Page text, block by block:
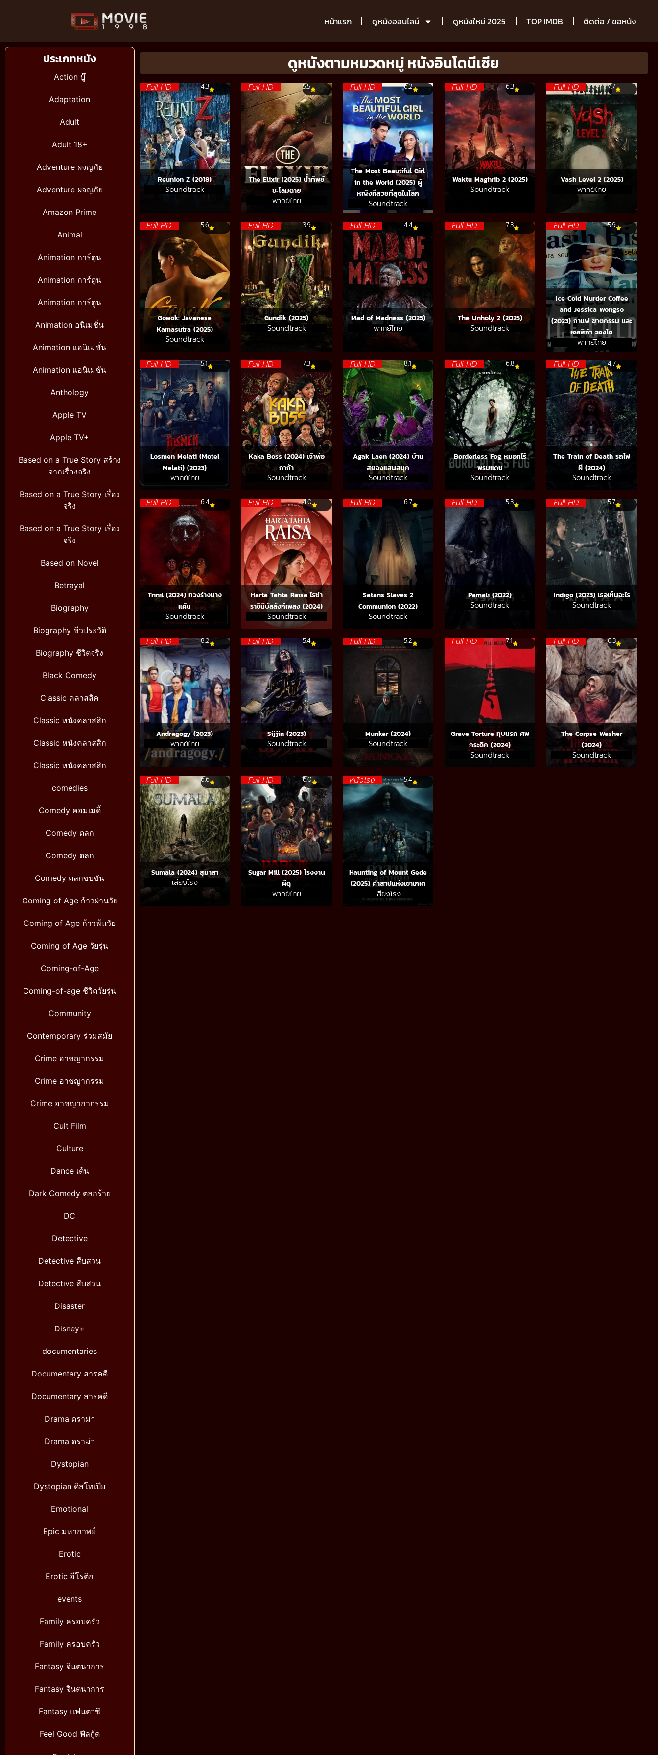
หน้าแรก ดูหนังออนไลน์ ดูหนังใหม่ 2025 TOP IMDB ติดต่อ / ขอหนัง
ประเภทหนัง
Action บู๊
Adaptation
Adult
Adult 18+
Adventure ผจญภัย
Adventure ผจญภัย
Amazon Prime
Animal
Animation การ์ตูน
Animation การ์ตูน
Animation การ์ตูน
Animation อนิเมชั่น
Animation แอนิเมชั่น
Animation แอนิเมชัน
Anthology
Apple TV
Apple TV+
Based on a True Story สร้าง
จากเรื่องจริง
Based on a True Story เรื่อง
จริง
Based on a True Story เรื่อง
จริง
Based on Novel
Betrayal
Biography
Biography ชีวประวัติ
Biography ชีวิตจริง
Black Comedy
Classic คลาสสิค
Classic หนังคลาสสิก
Classic หนังคลาสสิก
Classic หนังคลาสสิก
comedies
Comedy คอมเมดี้
Comedy ตลก
Comedy ตลก
Comedy ตลกขบขัน
Coming of Age ก้าวผ่านวัย
Coming of Age ก้าวพ้นวัย
Coming of Age วัยรุ่น
Coming-of-Age
Coming-of-age ชีวิตวัยรุ่น
Community
Contemporary ร่วมสมัย
Crime อาชญากรรม
Crime อาชญากรรม
Crime อาชญากากรรม
Cult Film
Culture
Dance เต้น
Dark Comedy ตลกร้าย
DC
Detective
Detective สืบสวน
Detective สืบสวน
Disaster
Disney+
documentaries
Documentary สารคดี
Documentary สารคดี
Drama ดราม่า
Drama ดราม่า
Dystopian
Dystopian ดิสโทเปีย
Emotional
Epic มหากาพย์
Erotic
Erotic อีโรติก
events
Family ครอบครัว
Family ครอบครัว
Fantasy จินตนาการ
Fantasy จินตนาการ
Fantasy แฟนตาซี
Feel Good ฟีลกู้ด
ดูหนังตามหมวดหมู่ หนังอินโดนีเซีย
Full HD 4.3
Reunion Z (2018)
Soundtrack
Full HD 5.5
The Elixir (2025) น้ำทิพย์
ชะโลมตาย
พากย์ไทย
Full HD 6.2
The Most Beautiful Girl
in the World (2025) ผู้
หญิงที่สวยที่สุดในโลก
Soundtrack
Full HD 6.3
Waktu Maghrib 2 (2025)
Soundtrack
Full HD 7.7
Vash Level 2 (2025)
พากย์ไทย
Full HD 5.6
Gowok: Javanese
Kamasutra (2025)
Soundtrack
Full HD 3.9
Gundik (2025)
Soundtrack
Full HD 4.4
Mad of Madness (2025)
พากย์ไทย
Full HD 7.3
The Unholy 2 (2025)
Soundtrack
Full HD 5.9
Ice Cold Murder Coffee
and Jessica Wongso
(2023) กาแฟ ฆาตกรรม และ
เจสสิก้า วองโซ
พากย์ไทย
Full HD 5.1
Losmen Melati (Motel
Melati) (2023)
พากย์ไทย
Full HD 7.3
Kaka Boss (2024) เจ้าพ่อ
กาก้า
Soundtrack
Full HD 8.1
Agak Laen (2024) บ้าน
สยองแสนสนุก
Soundtrack
Full HD 6.8
Borderless Fog หมอกไร้
พรมแดน
Soundtrack
Full HD 4.7
The Train of Death รถไฟ
ผี (2024)
Soundtrack
Full HD 6.4
Trinil (2024) ทวงร่างนาง
แค้น
Soundtrack
Full HD 4.0
Harta Tahta Raisa ไรซ่า
ราชินีบัลลังก์เพลง (2024)
Soundtrack
Full HD 6.7
Satans Slaves 2
Communion (2022)
Soundtrack
Full HD 5.3
Pamali (2022)
Soundtrack
Full HD 5.7
Indigo (2023) เธอเห็นอะไร
Soundtrack
Full HD 8.2
Andragogy (2023)
พากย์ไทย
Full HD 5.4
Sijjin (2023)
Soundtrack
Full HD 5.2
Munkar (2024)
Soundtrack
Full HD 7.1
Grave Torture ทุบนรก ศพ
กระดิก (2024)
Soundtrack
Full HD 6.3
The Corpse Washer
(2024)
Soundtrack
Full HD 6.6
Sumala (2024) สุมาลา
เสียงโรง
Full HD 6.0
Sugar Mill (2025) โรงงาน
ผีดุ
พากย์ไทย
หนังโรง 5.4
Haunting of Mount Gede
(2025) คำสาปแห่งเขาเกเด
เสียงโรง